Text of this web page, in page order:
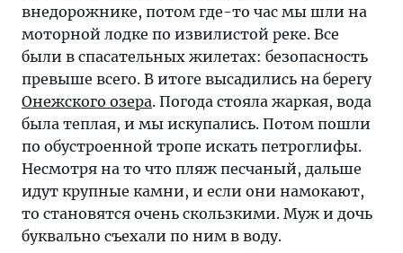
внедорожнике, потом где-то час мы шли на
моторной лодке по извилистой реке. Все
были в спасательных жилетах: безопасность
превыше всего. В итоге высадились на берегу
Онежского озера. Погода стояла жаркая, вода
была теплая, и мы искупались. Потом пошли
по обустроенной тропе искать петроглифы.
Несмотря на то что пляж песчаный, дальше
идут крупные камни, и если они намокают,
то становятся очень скользкими. Муж и дочь
буквально съехали по ним в воду.